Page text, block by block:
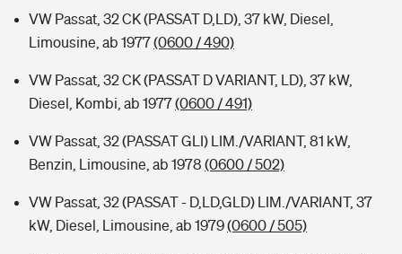
VW Passat, 32 CK (PASSAT D,LD), 37 kW, Diesel,
Limousine, ab 1977(0600 / 490)
VW Passat, 32 CK (PASSAT D VARIANT, LD), 37 kW,
Diesel, Kombi, ab 1977(0600 / 491)
VW Passat, 32 (PASSAT GLI) LIM./VARIANT, 81 kW,
Benzin, Limousine, ab 1978 (0600 / 502)
VW Passat, 32 (PASSAT - D,LD,GLD) LIM./VARIANT, 37
kW, Diesel, Limousine, ab 1979(0600 / 505)